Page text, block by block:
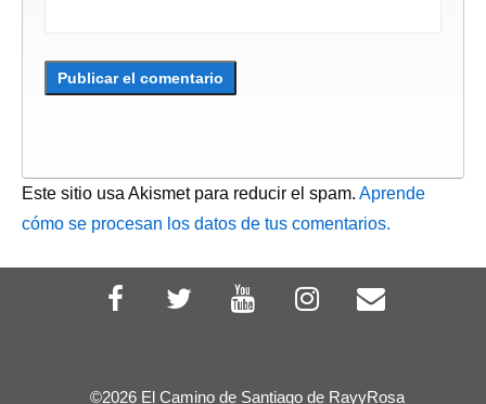
Este sitio usa Akismet para reducir el spam. Aprende
cómo se procesan los datos de tus comentarios.
©2026 El Camino de Santiago de RayyRosa